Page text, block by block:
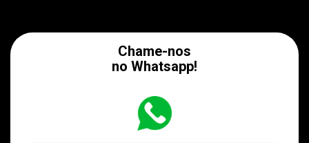
Chame-nos
no Whatsapp!